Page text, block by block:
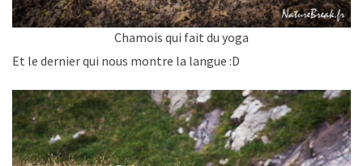
Chamois qui fait du yoga
Et le dernier qui nous montre la langue :D